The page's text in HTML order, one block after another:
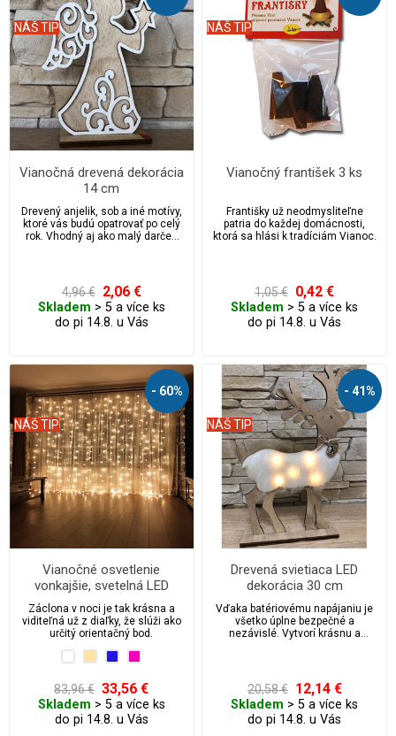
NÁŠ TIP
Vianočná drevená dekorácia
14 cm
Drevený anjelik, sob a iné motívy,
ktoré vás budú opatrovať po celý
rok. Vhodný aj ako malý darček
4,96 € 2,06 €
Skladem > 5 a více ks
do pi 14.8. u Vás
NÁŠ TIP
Vianočný františek 3 ks
Františky už neodmysliteľne
patria do každej domácnosti,
ktorá sa hlási k tradíciám Vianoc.
1,05 € 0,42 €
Skladem > 5 a více ks
do pi 14.8. u Vás
- 60%
NÁŠ TIP
Vianočné osvetlenie
vonkajšie, svetelná LED
záclona 400 ks/4,5 m
Záclona v noci je tak krásna a
viditeľná už z diaľky, že slúži ako
určitý orientačný bod.
83,96 € 33,56 €
Skladem > 5 a více ks
do pi 14.8. u Vás
- 41%
NÁŠ TIP
Drevená svietiaca LED
dekorácia 30 cm
Vďaka batériovému napájaniu je
všetko úplne bezpečné a
nezávislé. Vytvorí krásnu a
20,58 € 12,14 €
Skladem > 5 a více ks
do pi 14.8. u Vás